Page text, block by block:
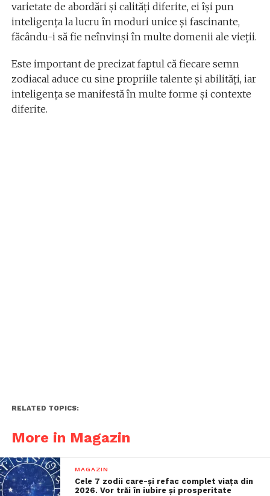
varietate de abordări și calități diferite, ei își pun
inteligența la lucru în moduri unice și fascinante,
făcându-i să fie neînvinși în multe domenii ale vieții.
Este important de precizat faptul că fiecare semn
zodiacal aduce cu sine propriile talente și abilități, iar
inteligența se manifestă în multe forme și contexte
diferite.
RELATED TOPICS:
More in Magazin
MAGAZIN
Cele 7 zodii care-și refac complet viața din
2026. Vor trăi în iubire și prosperitate